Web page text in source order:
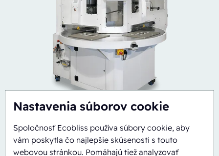
Nastavenia súborov cookie
Spoločnosť Ecobliss používa súbory cookie, aby
vám poskytla čo najlepšie skúsenosti s touto
webovou stránkou. Pomáhajú tiež analyzovať